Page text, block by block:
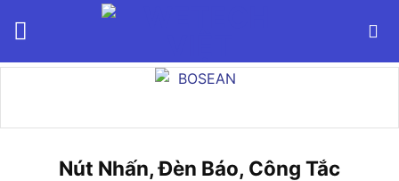
Nút Nhấn, Đèn Báo, Công Tắc